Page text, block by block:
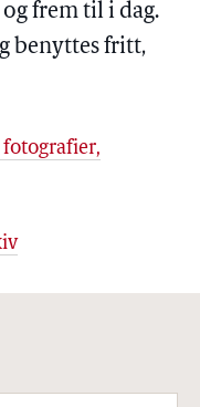
frem til i dag.
benyttes fritt,
fotografier,